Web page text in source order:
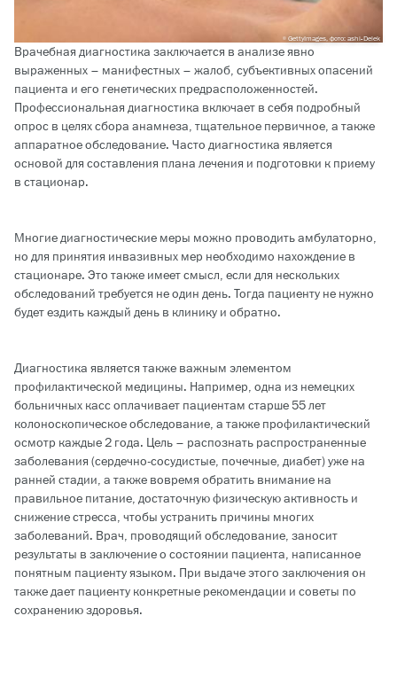
GettyImages, фото: ashi-Delek
Врачебная диагностика заключается в анализе явно
выраженных – манифестных – жалоб, субъективных опасений
пациента и его генетических предрасположенностей.
Профессиональная диагностика включает в себя подробный
опрос в целях сбора анамнеза, тщательное первичное, а также
аппаратное обследование. Часто диагностика является
основой для составления плана лечения и подготовки к приему
в стационар.
Многие диагностические меры можно проводить амбулаторно,
но для принятия инвазивных мер необходимо нахождение в
стационаре. Это также имеет смысл, если для нескольких
обследований требуется не один день. Тогда пациенту не нужно
будет ездить каждый день в клинику и обратно.
Диагностика является также важным элементом
профилактической медицины. Например, одна из немецких
больничных касс оплачивает пациентам старше 55 лет
колоноскопическое обследование, а также профилактический
осмотр каждые 2 года. Цель – распознать распространенные
заболевания (сердечно-сосудистые, почечные, диабет) уже на
ранней стадии, а также вовремя обратить внимание на
правильное питание, достаточную физическую активность и
снижение стресса, чтобы устранить причины многих
заболеваний. Врач, проводящий обследование, заносит
результаты в заключение о состоянии пациента, написанное
понятным пациенту языком. При выдаче этого заключения он
также дает пациенту конкретные рекомендации и советы по
сохранению здоровья.